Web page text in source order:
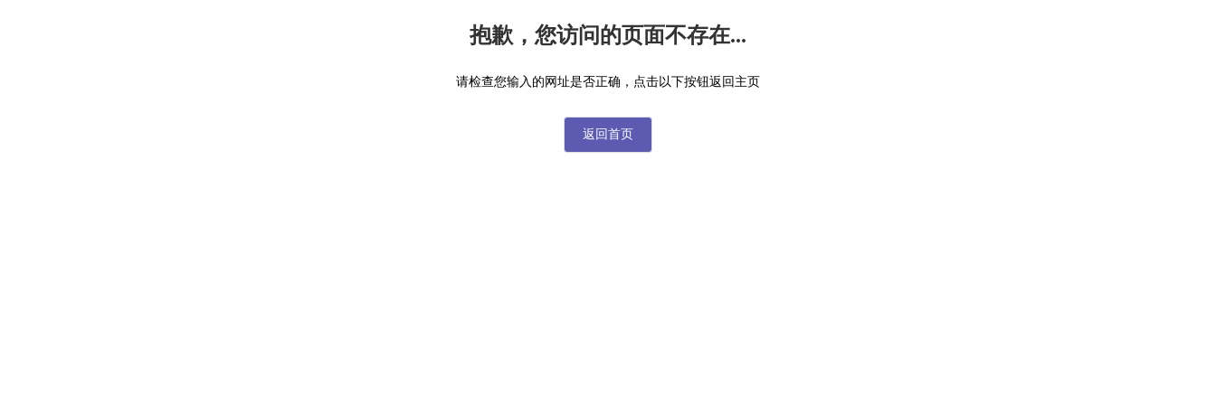
抱歉，您访问的页面不存在...
请检查您输入的网址是否正确，点击以下按钮返回主页
返回首页